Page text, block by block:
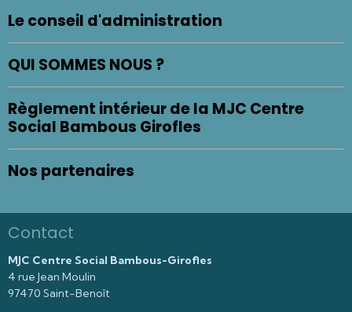
Le conseil d'administration
QUI SOMMES NOUS ?
Règlement intérieur de la MJC Centre
Social Bambous Girofles
Nos partenaires
Contact
MJC Centre Social Bambous-Girofles
4 rue Jean Moulin
97470 Saint-Benoît